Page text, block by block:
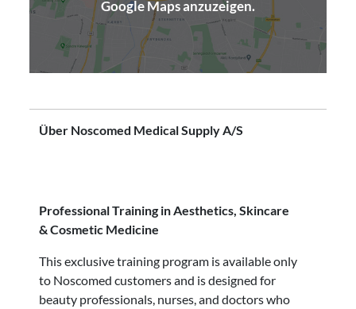
Google Maps anzuzeigen.
(opens in a new window)
Über Noscomed Medical Supply A/S
Professional Training in Aesthetics, Skincare
& Cosmetic Medicine
This exclusive training program is available only
to Noscomed customers and is designed for
beauty professionals, nurses, and doctors who